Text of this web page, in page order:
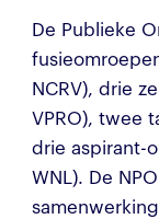
De Publieke
NCRV), drie
VPRO), twee
drie aspirant-
WNL). De